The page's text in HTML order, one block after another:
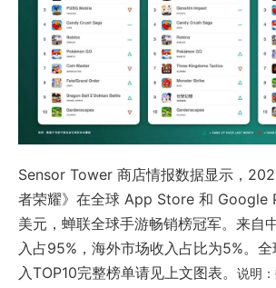
Sensor Tower 商店情报数据显示，
者荣耀》在全球 App Store 和 Google
美元，蝉联全球手游畅销榜冠军。来自
入占95%，海外市场收入占比为5%。
入TOP10完整榜单请见上文图表。 说明